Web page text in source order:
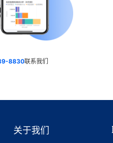
8830联系我们
关于我们